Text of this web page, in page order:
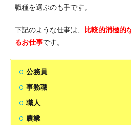
職種を選ぶのも手です。
下記のような仕事は、
比較的消極的
るお仕事です。
公務員
事務職
職人
農業